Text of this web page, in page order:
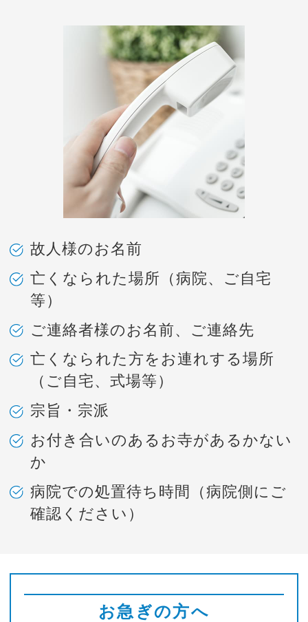
故人様のお名前
亡くなられた場所（病院、ご自宅
等）
ご連絡者様のお名前、ご連絡先
亡くなられた方をお連れする場所
（ご自宅、式場等）
宗旨・宗派
お付き合いのあるお寺があるかない
か
病院での処置待ち時間（病院側にご
確認ください）
お急ぎの方へ